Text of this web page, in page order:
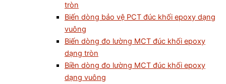
tròn
Biến dòng bảo vệ PCT đúc khối epoxy dạng
vuông
Biến dòng đo lường MCT đúc khối epoxy
dạng tròn
Biền dòng đo lường MCT đúc khối epoxy
dạng vuông